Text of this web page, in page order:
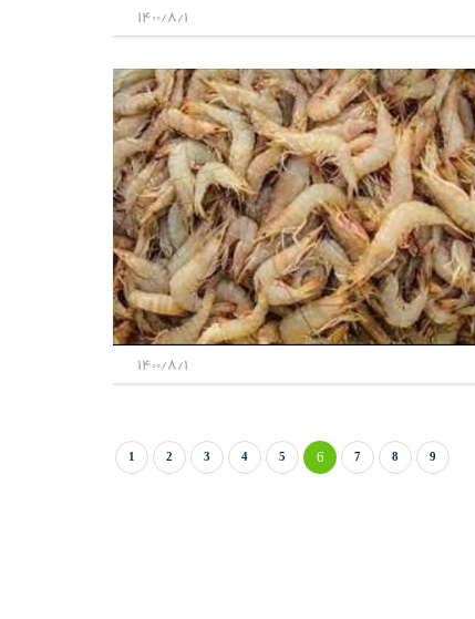
1400/8/1
1400/8/1
1 2 3 4 5 6 7 8 9